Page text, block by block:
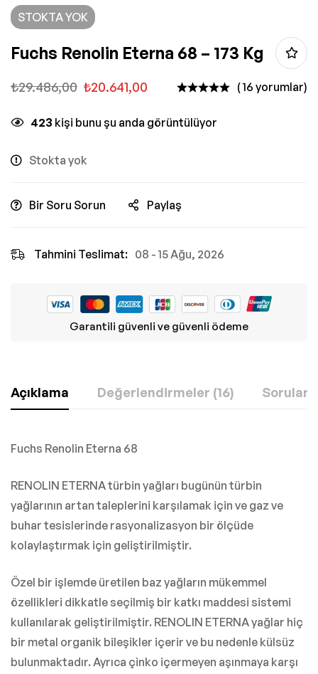
STOKTA YOK
Fuchs Renolin Eterna 68 – 173 Kg
₺29.486,00 ₺20.641,00 ( 16 yorumlar)
423 kişi bunu şu anda görüntülüyor
Stokta yok
Bir Soru Sorun Paylaş
Tahmini Teslimat: 08 - 15 Ağu, 2026
Garantili güvenli ve güvenli ödeme
Açıklama Değerlendirmeler (16) Sorular
Fuchs Renolin Eterna 68
RENOLIN ETERNA türbin yağları bugünün türbin
yağlarının artan taleplerini karşılamak için ve gaz ve
buhar tesislerinde rasyonalizasyon bir ölçüde
kolaylaştırmak için geliştirilmiştir.
Özel bir işlemde üretilen baz yağların mükemmel
özellikleri dikkatle seçilmiş bir katkı maddesi sistemi
kullanılarak geliştirilmiştir. RENOLIN ETERNA yağlar hiç
bir metal organik bileşikler içerir ve bu nedenle külsüz
bulunmaktadır. Ayrıca çinko içermeyen aşınmaya karşı